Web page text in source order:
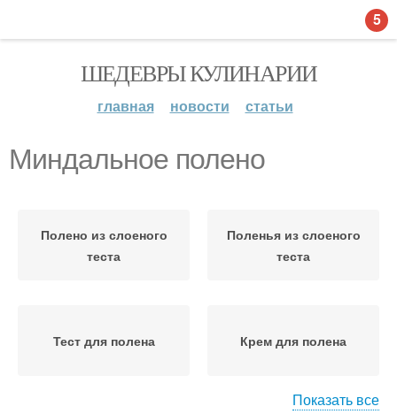
ШЕДЕВРЫ КУЛИНАРИИ
главная новости статьи
Миндальное полено
Полено из слоеного
теста
Поленья из слоеного
теста
Тест для полена Крем для полена
Показать все
5